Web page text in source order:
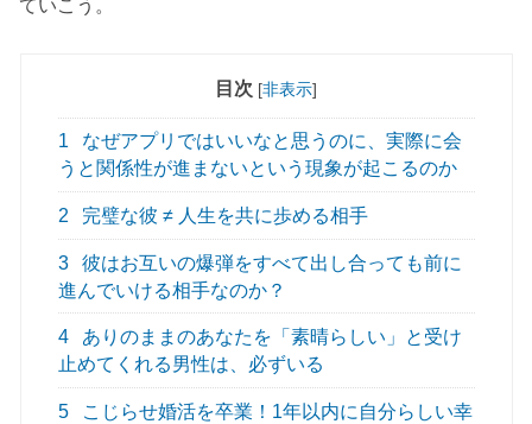
ていこう。
目次 [非表示]
1
なぜアプリではいいなと思うのに、実際に会
うと関係性が進まないという現象が起こるのか
2 完璧な彼 ≠ 人生を共に歩める相手
3
彼はお互いの爆弾をすべて出し合っても前に
進んでいける相手なのか？
4
ありのままのあなたを「素晴らしい」と受け
止めてくれる男性は、必ずいる
5
こじらせ婚活を卒業！1年以内に自分らしい幸